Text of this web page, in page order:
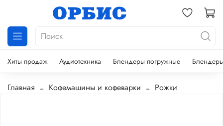
Хиты продаж Аудиотехника Блендеры погружные
Главная Кофемашины и кофеварки Рожки